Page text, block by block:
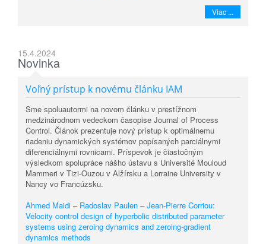
Viac ...
15.4.2024
Novinka
Voľný prístup k novému článku IAM
Sme spoluautormi na novom článku v prestížnom
medzinárodnom vedeckom časopise Journal of Process
Control. Článok prezentuje nový prístup k optimálnemu
riadeniu dynamických systémov popísaných parciálnymi
diferenciálnymi rovnicami. Príspevok je čiastočným
výsledkom spolupráce nášho ústavu s Université Mouloud
Mammeri v Tizi-Ouzou v Alžírsku a Lorraine University v
Nancy vo Francúzsku.
Ahmed Maidi – Radoslav Paulen – Jean-Pierre Corriou:
Velocity control design of hyperbolic distributed parameter
systems using zeroing dynamics and zeroing-gradient
dynamics methods